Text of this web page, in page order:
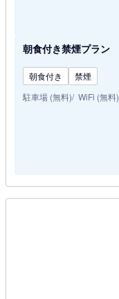
朝食付き禁煙プラン
朝食付き
禁煙
駐車場 (無料) WiFi (無料)